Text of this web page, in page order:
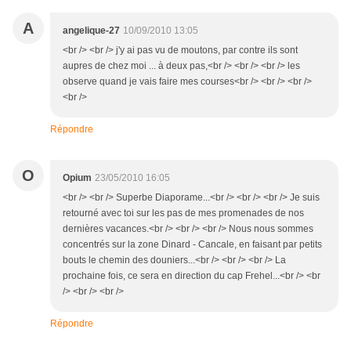
A angelique-27 10/09/2010 13:05
<br /> <br /> j'y ai pas vu de moutons, par contre ils sont
aupres de chez moi ... à deux pas,<br /> <br /> <br /> les
observe quand je vais faire mes courses<br /> <br /> <br />
<br />
Répondre
O Opium 23/05/2010 16:05
<br /> <br /> Superbe Diaporame...<br /> <br /> <br /> Je suis
retourné avec toi sur les pas de mes promenades de nos
dernières vacances.<br /> <br /> <br /> Nous nous sommes
concentrés sur la zone Dinard - Cancale, en faisant par petits
bouts le chemin des douniers...<br /> <br /> <br /> La
prochaine fois, ce sera en direction du cap Frehel...<br /> <br
/> <br /> <br />
Répondre